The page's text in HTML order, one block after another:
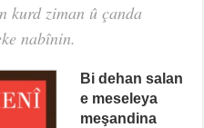
kurd ziman û çanda
nabînin.
Bi dehan salan
e meseleya
meşandina